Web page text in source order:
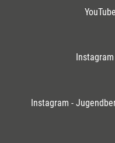
Instagram -